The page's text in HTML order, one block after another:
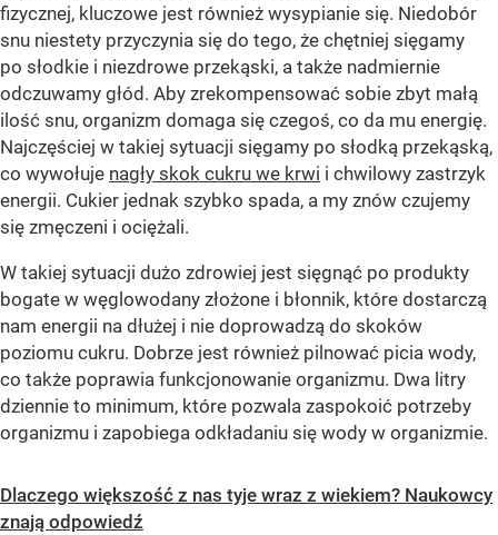
fizycznej, kluczowe jest również wysypianie się. Niedobór
snu niestety przyczynia się do tego, że chętniej sięgamy
po słodkie i niezdrowe przekąski, a także nadmiernie
odczuwamy głód. Aby zrekompensować sobie zbyt małą
ilość snu, organizm domaga się czegoś, co da mu energię.
Najczęściej w takiej sytuacji sięgamy po słodką przekąską,
co wywołuje nagły skok cukru we krwi i chwilowy zastrzyk
energii. Cukier jednak szybko spada, a my znów czujemy
się zmęczeni i ociężali.
W takiej sytuacji dużo zdrowiej jest sięgnąć po produkty
bogate w węglowodany złożone i błonnik, które dostarczą
nam energii na dłużej i nie doprowadzą do skoków
poziomu cukru. Dobrze jest również pilnować picia wody,
co także poprawia funkcjonowanie organizmu. Dwa litry
dziennie to minimum, które pozwala zaspokoić potrzeby
organizmu i zapobiega odkładaniu się wody w organizmie.
Dlaczego większość z nas tyje wraz z wiekiem? Naukowcy
znają odpowiedź